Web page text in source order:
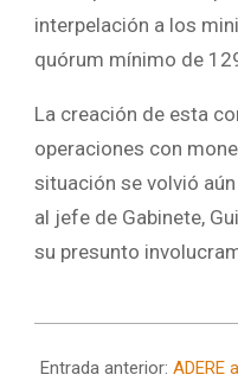
interpelación a los
quórum mínimo de
La creación de esta
operaciones con
situación se volvió
al jefe de Gabinete,
su presunto
04-
Entrada anterior: ADERE